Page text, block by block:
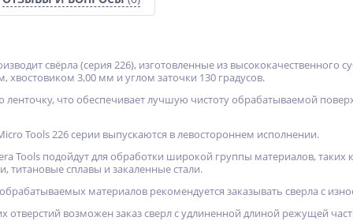
Прибор для проверки
биения седла Neway
15 700руб.
Мультипликатор
индустриальный
632 730руб.
свёрла (серия 226), изготовленные из
3,00 мм и углом заточки 130 градусов.
что обеспечивает лучшую чистоту обрабатываемой
Tools 226 серии выпускаются в левостороннем исполнении.
Tools подойдут для обработки широкой группы материалов,
титановые сплавы и закаленные стали.
материалов рекомендуется заказывать сверла с
отверстий возможен заказ сверл с удлиненной длиной режущей